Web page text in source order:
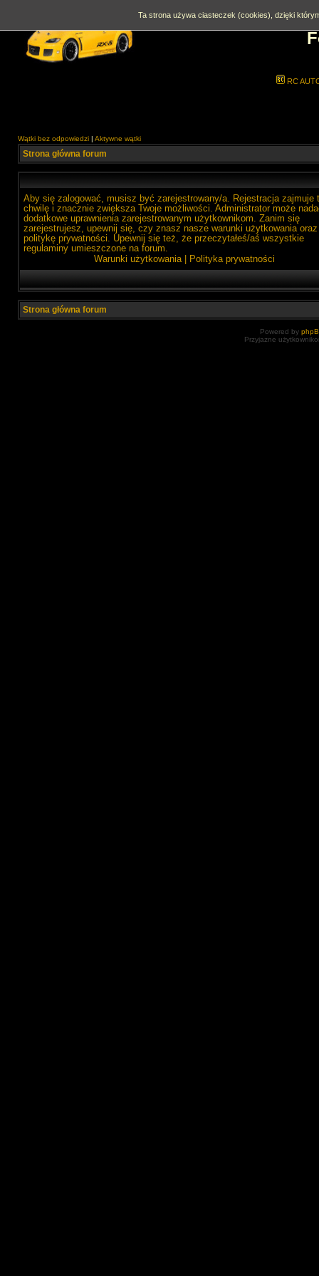
RC
Wątki bez odpowiedzi | Aktywne wątki
Strona główna forum
Aby się zalogować, musisz być zarejestrowany/a. Rejestracja zajmuje
chwilę i znacznie zwiększa Twoje możliwości. Administrator może
dodatkowe uprawnienia zarejestrowanym użytkownikom. Zanim się
zarejestrujesz, upewnij się, czy znasz nasze warunki użytkowania oraz
politykę prywatności. Upewnij się też, że przeczytałeś/aś wszystkie
regulaminy umieszczone na forum.
Warunki użytkowania| Polityka prywatności
Strona główna forum
Powered by
Przyjazne
Ta strona używa ciasteczek (cookies), dzięki